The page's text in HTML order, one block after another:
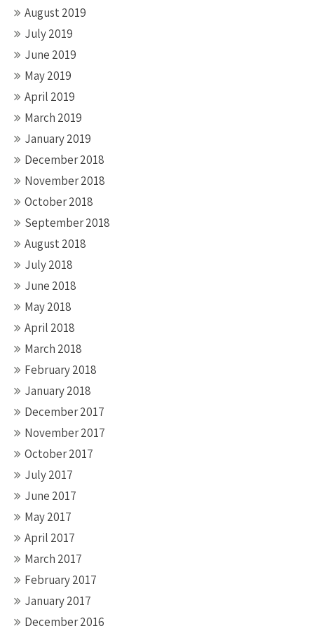
August 2019
July 2019
June 2019
May 2019
April 2019
March 2019
January 2019
December 2018
November 2018
October 2018
September 2018
August 2018
July 2018
June 2018
May 2018
April 2018
March 2018
February 2018
January 2018
December 2017
November 2017
October 2017
July 2017
June 2017
May 2017
April 2017
March 2017
February 2017
January 2017
December 2016